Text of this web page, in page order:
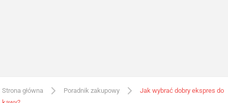
Strona główna Poradnik zakupowy
Jak wybrać dobry ekspres do